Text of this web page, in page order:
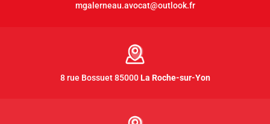
mgalerneau.avocat@outlook.fr
8 rue Bossuet 85000La Roche-sur-Yon